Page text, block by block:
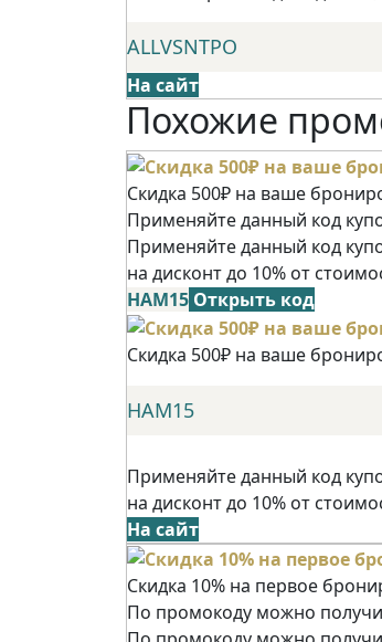
ALLVSNTPO
На сайт
Похожие
Скидка 500₽ на ваше
Применяйте данный код
Применяйте данный код
на дисконт до 10% от
НАМ15 Открыть код
Скидка 500₽ на ваше
НАМ15
Применяйте данный код
на дисконт до 10% от
На сайт
Скидка 10% на первое
По промокоду можно